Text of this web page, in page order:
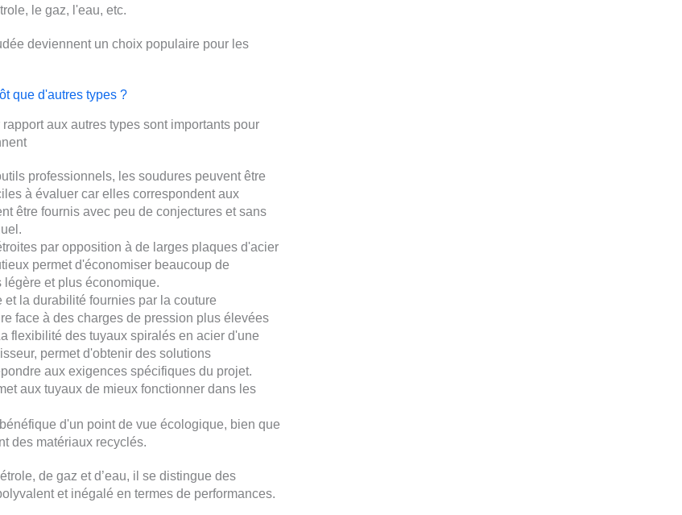
le gaz, l'eau, etc.
deviennent un choix populaire pour les
que d'autres types ?
aux autres types sont importants pour
professionnels, les soudures peuvent être
à évaluer car elles correspondent aux
être fournis avec peu de conjectures et sans
par opposition à de larges plaques d'acier
permet d'économiser beaucoup de
et plus économique.
la durabilité fournies par la couture
face à des charges de pression plus élevées
flexibilité des tuyaux spiralés en acier d'une
permet d'obtenir des solutions
aux exigences spécifiques du projet.
aux tuyaux de mieux fonctionner dans les
d'un point de vue écologique, bien que
des matériaux recyclés.
de gaz et d’eau, il se distingue des
et inégalé en termes de performances.